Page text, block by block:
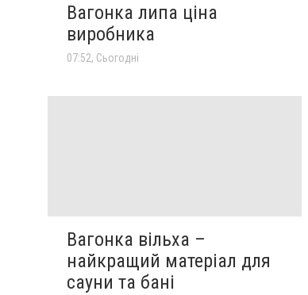
Вагонка липа ціна
виробника
07:52, Сьогодні
Вагонка вільха –
найкращий матеріал для
сауни та бані